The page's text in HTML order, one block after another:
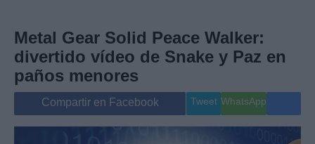
Internacional
Viajes
Gente
Musica
Metal Gear Solid Peace Walker:
divertido vídeo de Snake y Paz en
paños menores
Compartir en Facebook Tweet WhatsApp